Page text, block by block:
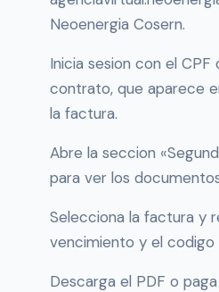
Neoenergia Cosern.
Inicia sesion con el
contrato, que aparece
la factura.
Abre la seccion
para ver los
Selecciona la factura y
vencimiento y el codigo
Descarga el PDF o